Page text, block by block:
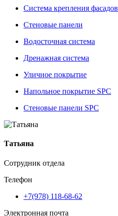
Система крепления фасадов
Стеновые панели
Водосточная система
Дренажная система
Уличное покрытие
Напольное покрытие SPC
Стеновые панели SPC
Татьяна
Сотрудник отдела
Телефон
+7(978) 118-68-62
Электронная почта